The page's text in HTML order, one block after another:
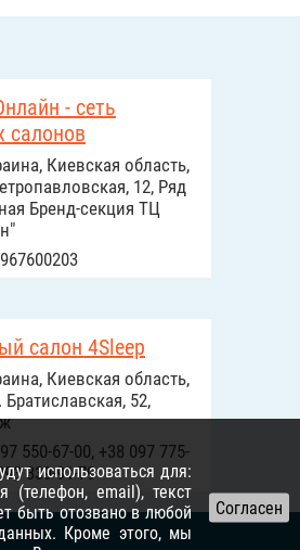
- сеть
салонов
Киевская область,
12, Ряд
Бренд-секция ТЦ
салон 4Sleep
Киевская область,
Братиславская, 52,
550-67-00, +38 097 775-
339-91-79
использоваться для:
(телефон, email), текст
быть отозвано в любой
Кроме этого, мы